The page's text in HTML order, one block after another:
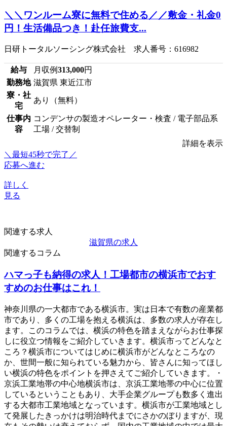
＼＼ワンルーム寮に無料で住める／／敷金・礼金0
円！生活備品つき！赴任旅費支...
日研トータルソーシング株式会社 求人番号：616982
給与 月収例313,000円
勤務地 滋賀県 東近江市
寮・社
宅
あり（無料）
仕事内
容
コンデンサの製造オペレーター・検査 / 電子部品系
工場 / 交替制
詳細を表示
＼最短45秒で完了／
応募へ進む
詳しく
見る
関連する求人
滋賀県の求人
関連するコラム
ハマっ子も納得の求人！工場都市の横浜市でおす
すめのお仕事はこれ！
神奈川県の一大都市である横浜市。実は日本で有数の産業都
市であり、多くの工場を抱える横浜は、多数の求人が存在し
ます。このコラムでは、横浜の特色を踏まえながらお仕事探
しに役立つ情報をご紹介していきます。横浜市ってどんなと
ころ？横浜市についてはじめに横浜市がどんなところなの
か、世間一般に知られている魅力から、皆さんに知ってほし
い横浜の特色をポイントを押さえてご紹介していきます。・
京浜工業地帯の中心地横浜市は、京浜工業地帯の中心に位置
しているということもあり、大手企業グループも数多く進出
する大都市工業地域となっています。横浜市が工業地域とし
て発展したきっかけは明治時代までにさかのぼりますが、現